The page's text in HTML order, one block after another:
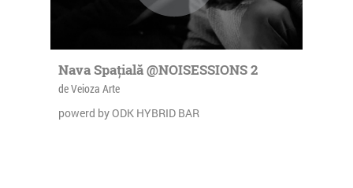
Nava Spațială @NOISESSIONS 2
de Veioza Arte
powerd by ODK HYBRID BAR